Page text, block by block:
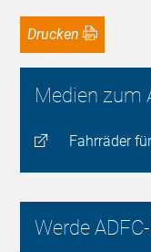
Drucken
Medien zum
Fahrräder
Werde